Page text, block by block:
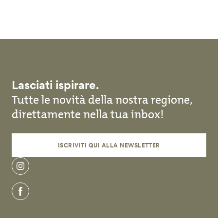
Lasciati ispirare.
Tutte le novità della nostra regione,
direttamente nella tua inbox!
ISCRIVITI QUI ALLA NEWSLETTER
instagram
facebook